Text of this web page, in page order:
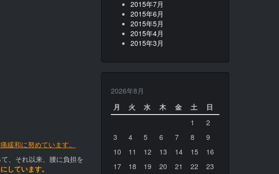
緩和に努めています。
、それ以来、腰に負担を
しています。
2015年7月
2015年6月
2015年5月
2015年4月
2015年3月
2026年8月
月
火 水 木 金 土
日
1
2
3
4 5 6 7 8
9
10
11 12 13 14 15
16
17
18 19 20 21 22
23